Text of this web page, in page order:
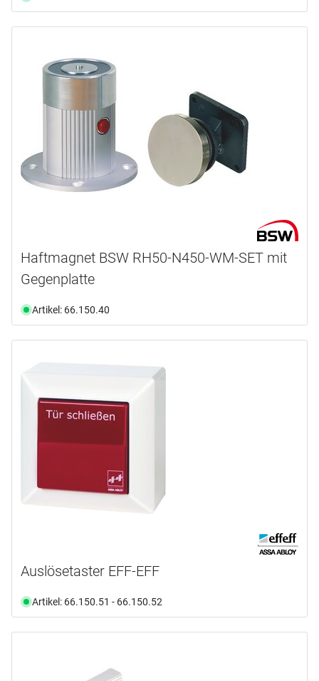
Haftmagnet BSW RH50-N450-WM-SET mit
Gegenplatte
Artikel: 66.150.40
Auslösetaster EFF-EFF
Artikel: 66.150.51 - 66.150.52